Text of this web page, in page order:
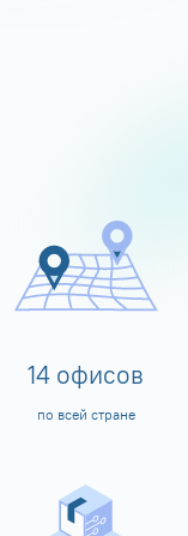
14 офисов
по всей стране